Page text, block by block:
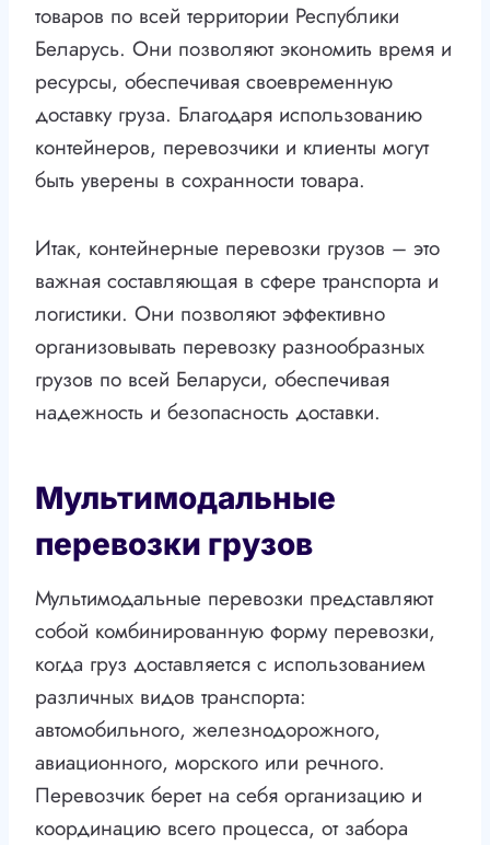
товаров по всей территории Республики
Беларусь. Они позволяют экономить время и
ресурсы, обеспечивая своевременную
доставку груза. Благодаря использованию
контейнеров, перевозчики и клиенты могут
быть уверены в сохранности товара.
Итак, контейнерные перевозки грузов – это
важная составляющая в сфере транспорта и
логистики. Они позволяют эффективно
организовывать перевозку разнообразных
грузов по всей Беларуси, обеспечивая
надежность и безопасность доставки.
Мультимодальные
перевозки грузов
Мультимодальные перевозки представляют
собой комбинированную форму перевозки,
когда груз доставляется с использованием
различных видов транспорта:
автомобильного, железнодорожного,
авиационного, морского или речного.
Перевозчик берет на себя организацию и
координацию всего процесса, от забора